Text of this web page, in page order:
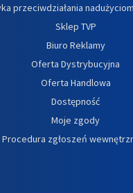
przeciwdziałania
Sklep TVP
Biuro Reklamy
Oferta Dystrybucyjna
Oferta Handlowa
Dostępność
Moje zgody
Procedura zgłoszeń